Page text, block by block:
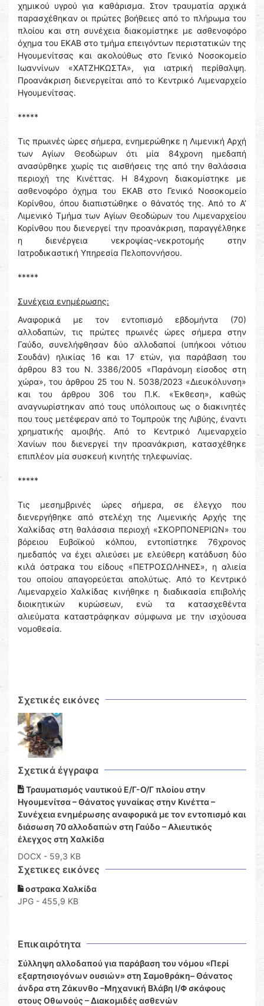
χημικού υγρού για καθάρισμα. Στον τραυματία αρχικά
παρασχέθηκαν οι πρώτες βοήθειες από το πλήρωμα του
πλοίου και στη συνέχεια διακομίστηκε με ασθενοφόρο
όχημα του ΕΚΑΒ στο τμήμα επειγόντων περιστατικών της
Ηγουμενίτσας και ακολούθως στο Γενικό Νοσοκομείο
Ιωαννίνων «ΧΑΤΖΗΚΩΣΤΑ», για ιατρική περίθαλψη.
Προανάκριση διενεργείται από το Κεντρικό Λιμεναρχείο
Ηγουμενίτσας.
*****
Τις πρωινές ώρες σήμερα, ενημερώθηκε η Λιμενική Αρχή
των Αγίων Θεοδώρων ότι μία 84χρονη ημεδαπή
ανασύρθηκε χωρίς τις αισθήσεις της από την θαλάσσια
περιοχή της Κινέττας. Η 84χρονη διακομίστηκε με
ασθενοφόρο όχημα του ΕΚΑΒ στο Γενικό Νοσοκομείο
Κορίνθου, όπου διαπιστώθηκε ο θάνατός της. Από το Α’
Λιμενικό Τμήμα των Αγίων Θεοδώρων του Λιμεναρχείου
Κορίνθου που διενεργεί την προανάκριση, παραγγέλθηκε
η διενέργεια νεκροψίας-νεκροτομής στην
Ιατροδικαστική Υπηρεσία Πελοποννήσου.
*****
Συνέχεια ενημέρωσης:
Αναφορικά με τον εντοπισμό εβδομήντα (70)
αλλοδαπών, τις πρώτες πρωινές ώρες σήμερα στην
Γαύδο, συνελήφθησαν δύο αλλοδαποί (υπήκοοι νότιου
Σουδάν) ηλικίας 16 και 17 ετών, για παράβαση του
άρθρου 83 του Ν. 3386/2005 «Παράνομη είσοδος στη
χώρα», του άρθρου 25 του Ν. 5038/2023 «Διευκόλυνση»
και του άρθρου 306 του Π.Κ. «Έκθεση», καθώς
αναγνωρίστηκαν από τους υπόλοιπους ως ο διακινητές
που τους μετέφεραν από το Τομπρούκ της Λιβύης, έναντι
χρηματικής αμοιβής. Από το Κεντρικό Λιμεναρχείο
Χανίων που διενεργεί την προανάκριση, κατασχέθηκε
επιπλέον μία συσκευή κινητής τηλεφωνίας.
*****
Τις μεσημβρινές ώρες σήμερα, σε έλεγχο που
διενεργήθηκε από στελέχη της Λιμενικής Αρχής της
Χαλκίδας στη θαλάσσια περιοχή «ΣΚΟΡΠΟΝΕΡΙΩΝ» του
βόρειου Ευβοϊκού κόλπου, εντοπίστηκε 76χρονος
ημεδαπός να έχει αλιεύσει με ελεύθερη κατάδυση δύο
κιλά όστρακα του είδους «ΠΕΤΡΟΣΩΛΗΝΕΣ», η αλιεία
του οποίου απαγορεύεται απολύτως. Από το Κεντρικό
Λιμεναρχείο Χαλκίδας κινήθηκε η διαδικασία επιβολής
διοικητικών κυρώσεων, ενώ τα κατασχεθέντα
αλιεύματα καταστράφηκαν σύμφωνα με την ισχύουσα
νομοθεσία.
Σχετικές εικόνες
Σχετικά έγγραφα
Τραυματισμός ναυτικού Ε/Γ-Ο/Γ πλοίου στην
Ηγουμενίτσα – Θάνατος γυναίκας στην Κινέττα –
Συνέχεια ενημέρωσης αναφορικά με τον εντοπισμό και
διάσωση 70 αλλοδαπών στη Γαύδο – Αλιευτικός
έλεγχος στη Χαλκίδα
DOCX - 59,3 KB
Σχετικες εικόνες
οστρακα Χαλκίδα
JPG - 455,9 KB
Επικαιρότητα
Σύλληψη αλλοδαπού για παράβαση του νόμου «Περί
εξαρτησιογόνων ουσιών» στη Σαμοθράκη– Θάνατος
άνδρα στη Ζάκυνθο –Μηχανική Βλάβη Ι/Φ σκάφους
στους Οθωνούς – Διακομιδές ασθενών